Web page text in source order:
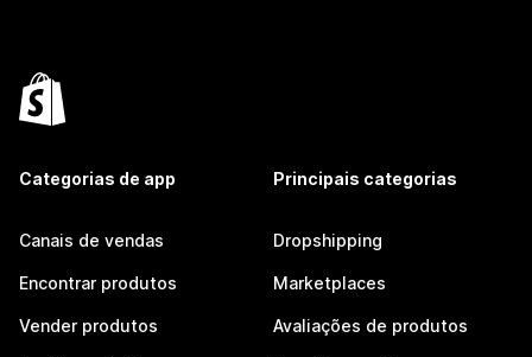
Categorias de app
Canais de vendas
Encontrar produtos
Vender produtos
Principais categorias
Dropshipping
Marketplaces
Avaliações de produtos